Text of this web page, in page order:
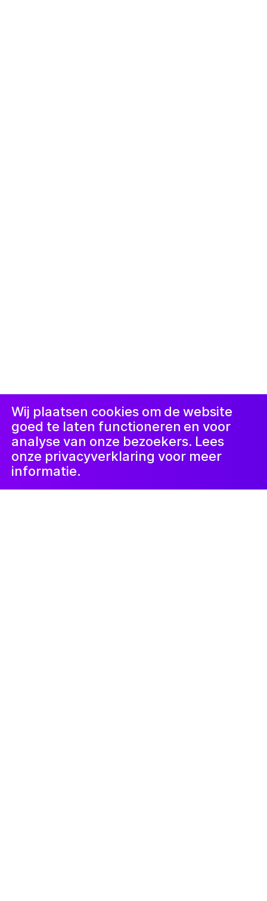
Wij plaatsen cookies om de website
goed te laten functioneren en voor
analyse van onze bezoekers. Lees
onze privacyverklaring voor meer
informatie.
Proclaimer Instagram
Facebook
LinkedIn
Nieuwsbrief